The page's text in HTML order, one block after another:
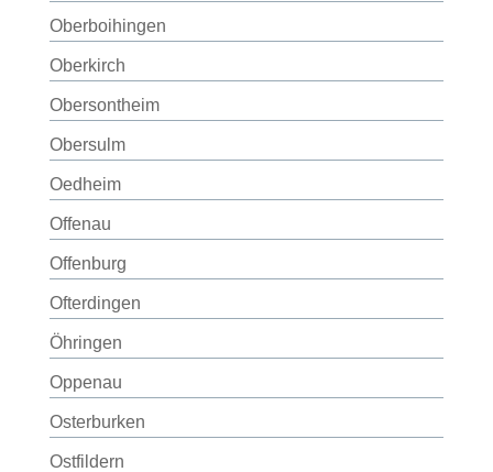
Oberboihingen
Oberkirch
Obersontheim
Obersulm
Oedheim
Offenau
Offenburg
Ofterdingen
Öhringen
Oppenau
Osterburken
Ostfildern